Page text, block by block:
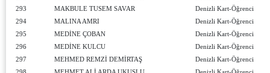
293
MAKBULE TUSEM SAVAR
Denizli Kart-Öğrenci
294
MALINA AMRI
Denizli Kart-Öğrenci
295
MEDİNE ÇOBAN
Denizli Kart-Öğrenci
296
MEDİNE KULCU
Denizli Kart-Öğrenci
297
MEHMED REMZİ DEMİRTAŞ
Denizli Kart-Öğrenci